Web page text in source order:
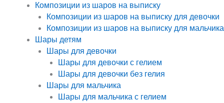
Композиции из шаров на выписку
Композиции из шаров на выписку для девочки
Композиции из шаров на выписку для мальчика
Шары детям
Шары для девочки
Шары для девочки с гелием
Шары для девочки без гелия
Шары для мальчика
Шары для мальчика с гелием